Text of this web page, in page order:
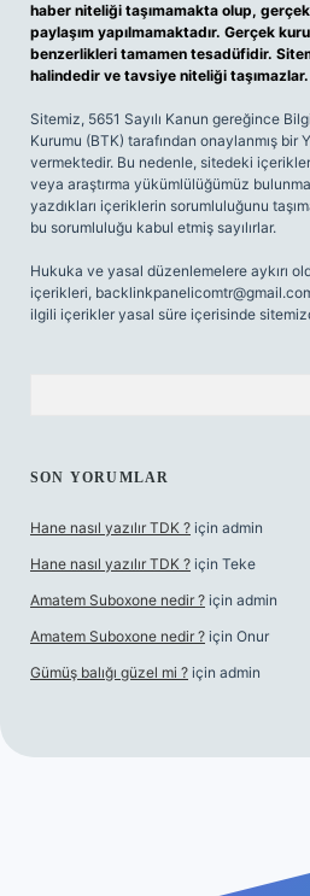
haber niteliği taşımamakta olup,
paylaşım yapılmamaktadır. Gerçek
benzerlikleri tamamen tesadüfidir.
halindedir ve tavsiye niteliği taşımazlar.
Sitemiz, 5651 Sayılı Kanun gereğince
Kurumu (BTK) tarafından onaylanmış bir
vermektedir. Bu nedenle, sitedeki
veya araştırma yükümlülüğümüz
yazdıkları içeriklerin sorumluluğunu
bu sorumluluğu kabul etmiş sayılırlar.
Hukuka ve yasal düzenlemelere aykırı
içerikleri,
ilgili içerikler yasal süre içerisinde
SON YORUMLAR
Hane nasıl yazılır TDK ? için admin
Hane nasıl yazılır TDK ? için Teke
Amatem Suboxone nedir ? için admin
Amatem Suboxone nedir ? için Onur
Gümüş balığı güzel mi ? için admin